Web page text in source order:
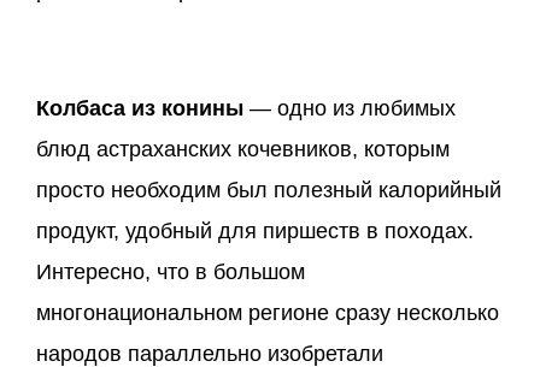
Колбаса из конины — одно из любимых
блюд астраханских кочевников, которым
просто необходим был полезный калорийный
продукт, удобный для пиршеств в походах.
Интересно, что в большом
многонациональном регионе сразу несколько
народов параллельно изобретали